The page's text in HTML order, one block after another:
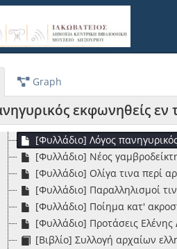
Graph
εκφωνηθείς
[Βιβλίο] Ερμηνεία εις τον
[Φυλλάδιο] Ζακυθινός
[Φυλλάδιο] Η δίκη Ελένης Δ.
[Φυλλάδιο] Η δίκη των
[Φυλλάδιο] Ιω. Σταματέλος:
[Φυλλάδιο] Λόγος
[Φυλλάδιο] Λόγος
[Φυλλάδιο] Λόγος
[Φυλλάδιο] Νέος
[Φυλλάδιο] Ολίγα τινα περί
[Φυλλάδιο] Παραλληλισμοί
[Φυλλάδιο] Ποίημα κατ'
[Φυλλάδιο] Προτάσεις
[Βιβλίο] Συλλογή αρχαίων